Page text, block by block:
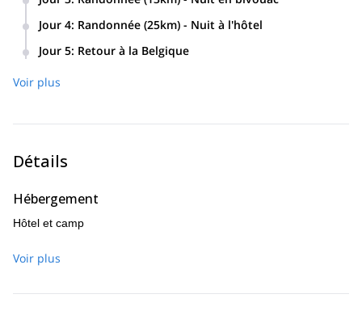
Jour 4: Randonnée (25km) - Nuit à l'hôtel
Jour 5: Retour à la Belgique
Voir plus
Détails
Hébergement
Hôtel et camp
Voir plus